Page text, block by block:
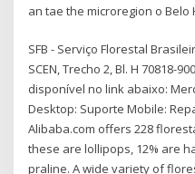
an tae the microregion o Belo
SFB - Serviço Florestal
SCEN, Trecho 2, Bl. H 70818-
disponível no link abaixo:
Desktop: Suporte Mobile:
Alibaba.com offers 228
these are lollipops, 12% are
praline. A wide variety of